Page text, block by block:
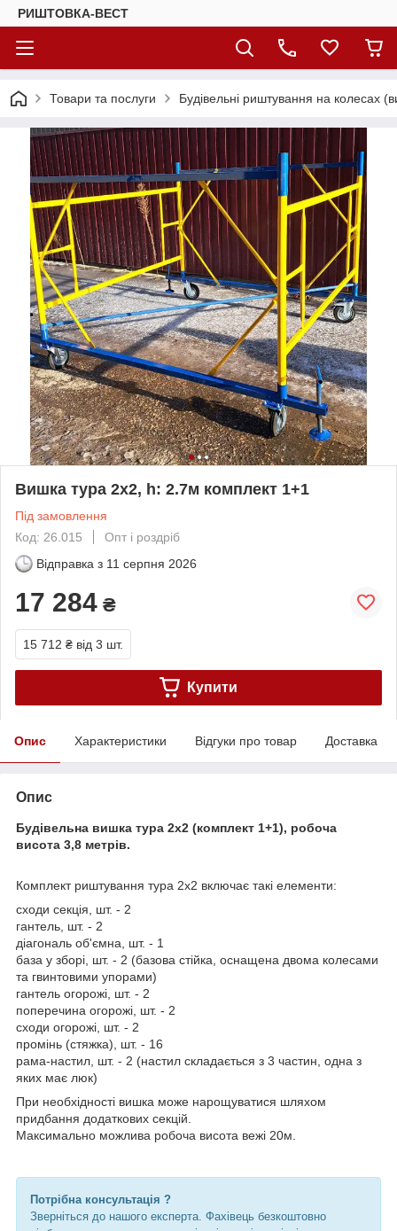
РИШТОВКА-ВЕСТ
Товари та послуги Будівельні риштування на колесах
Вишка тура 2х2, h: 2.7м комплект 1+1
Під замовлення
Код: 26.015
Опт і роздріб
Відправка з 11 серпня 2026
17 284 ₴
15 712 ₴ від 3 шт.
Купити
Опис Характеристики Відгуки про товар Доставка
Опис
Будівельна вишка тура 2х2 (комплект 1+1), робоча
висота 3,8 метрів.
Комплект риштування тура 2х2 включає такі елементи:
сходи секція, шт. - 2
гантель, шт. - 2
діагональ об'ємна, шт. - 1
база у зборі, шт. - 2 (базова стійка, оснащена двома колесами
та гвинтовими упорами)
гантель огорожі, шт. - 2
поперечина огорожі, шт. - 2
сходи огорожі, шт. - 2
промінь (стяжка), шт. - 16
рама-настил, шт. - 2 (настил складається з 3 частин, одна з
яких має люк)
При необхідності вишка може нарощуватися шляхом
придбання додаткових секцій.
Максимально можлива робоча висота вежі 20м.
Потрібна консультація ?
Зверніться до нашого експерта. Фахівець безкоштовно